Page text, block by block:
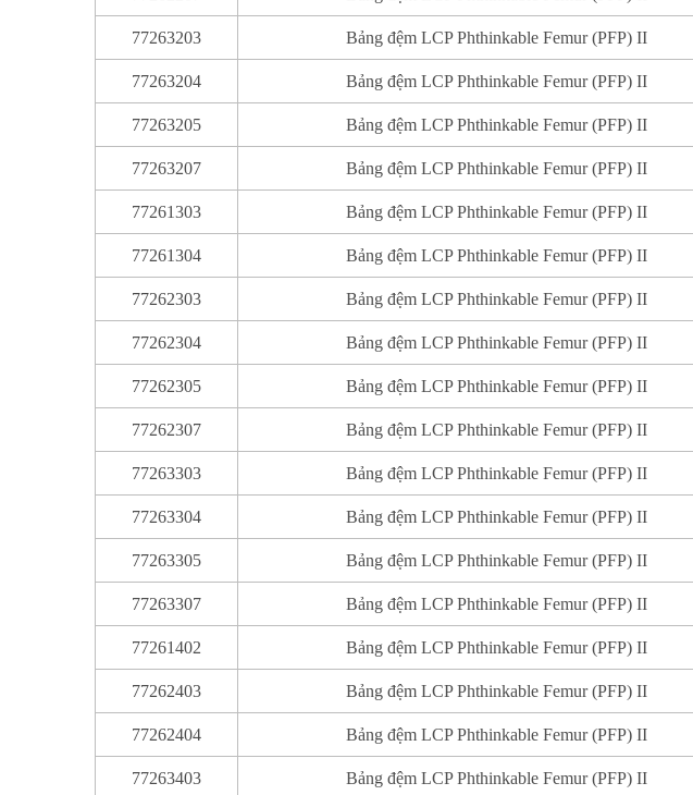
77263203 Bảng đệm LCP Phthinkable Femur (PFP) II
77263204 Bảng đệm LCP Phthinkable Femur (PFP) II
77263205 Bảng đệm LCP Phthinkable Femur (PFP) II
77263207 Bảng đệm LCP Phthinkable Femur (PFP) II
77261303 Bảng đệm LCP Phthinkable Femur (PFP) II
77261304 Bảng đệm LCP Phthinkable Femur (PFP) II
77262303 Bảng đệm LCP Phthinkable Femur (PFP) II
77262304 Bảng đệm LCP Phthinkable Femur (PFP) II
77262305 Bảng đệm LCP Phthinkable Femur (PFP) II
77262307 Bảng đệm LCP Phthinkable Femur (PFP) II
77263303 Bảng đệm LCP Phthinkable Femur (PFP) II
77263304 Bảng đệm LCP Phthinkable Femur (PFP) II
77263305 Bảng đệm LCP Phthinkable Femur (PFP) II
77263307 Bảng đệm LCP Phthinkable Femur (PFP) II
77261402 Bảng đệm LCP Phthinkable Femur (PFP) II
77262403 Bảng đệm LCP Phthinkable Femur (PFP) II
77262404 Bảng đệm LCP Phthinkable Femur (PFP) II
77263403 Bảng đệm LCP Phthinkable Femur (PFP) II